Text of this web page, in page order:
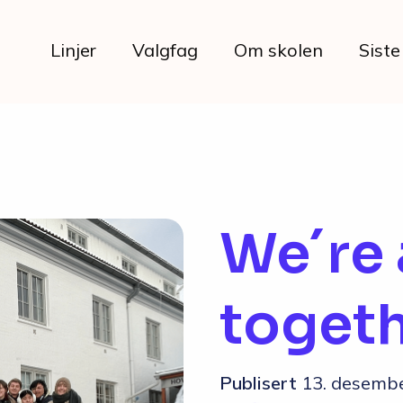
Linjer Valgfag Om skolen
Hverdagen
Maten hos oss
Her bor du
Publisert 13.